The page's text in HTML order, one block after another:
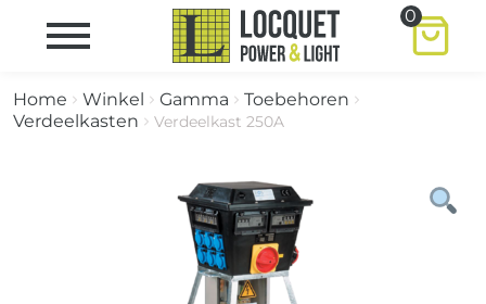
0
Home Winkel Gamma
Toebehoren
Verdeelkasten
Verdeelkast 250A